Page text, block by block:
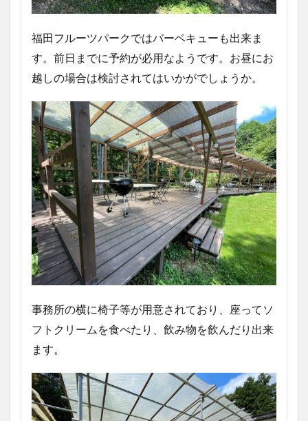
福田フルーツパークではバーベキューも出来ま
す。前日までに予約が必用なようです。お昼にお
越しの場合は検討されてはいかがでしょうか。
事務所の横に椅子等が用意されており、座ってソ
フトクリームを食べたり、飲み物を飲んだり出来
ます。